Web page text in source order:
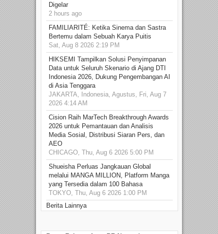
Digelar
2 hours ago
FAMILIARITÉ: Ketika Sinema dan Sastra
Bertemu dalam Sebuah Karya Puitis
Sat, Aug 8 2026 2:19 PM
HIKSEMI Tampilkan Solusi Penyimpanan
Data untuk Seluruh Skenario di Ajang DTI
Indonesia 2026, Dukung Pengembangan AI
di Asia Tenggara
JAKARTA, Indonesia, Agustus, Fri, Aug 7
2026 4:14 AM
Cision Raih MarTech Breakthrough Awards
2026 untuk Pemantauan dan Analisis
Media Sosial, Distribusi Siaran Pers, dan
AEO
CHICAGO, Thu, Aug 6 2026 5:00 PM
Shueisha Perluas Jangkauan Global
melalui MANGA MILLION, Platform Manga
yang Tersedia dalam 100 Bahasa
TOKYO, Thu, Aug 6 2026 1:00 PM
Berita Lainnya